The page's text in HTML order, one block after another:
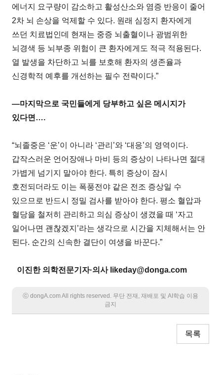
에너지 요구량이 감소하고 활성산소와 염증 반응이 줄어
2차 뇌 손상을 억제할 수 있다. 원래 심정지 환자에게
쓰던 치료법인데 현재는 중증 뇌출혈이나 광범위한
뇌경색 등 뇌부종 위험이 큰 환자에게도 적극 적용된다.
열 발생을 차단하고 뇌를 보호해 환자의 생존율과
신경학적 예후를 개선하는 필수 전략이다.”
―마지막으로 국민들에게 당부하고 싶은 메시지가
있다면….
“뇌졸중은 ‘운’이 아니라 ‘관리’와 ‘대응’의 영역이다.
갑작스러운 언어장애나 마비 등의 증상이 나타나면 절대
가볍게 넘기지 말아야 한다. 특히 증상이 잠시
호전되더라도 이는 폭풍전야 같은 전조 증상일 수
있으므로 반드시 정밀 검사를 받아야 한다. 평소 혈압과
혈당을 철저히 관리하고 의심 증상이 생겼을 때 ‘자고
일어나면 괜찮겠지’라는 생각으로 시간을 지체해서는 안
된다. 순간의 신속한 결단이 여생을 바꾼다.”
이진한 의학전문기자·의사 likeday@donga.com
ⓒ dongA.com All rights reserved. 무단 전재, 재배포 및 AI학습 이용
금지
목록